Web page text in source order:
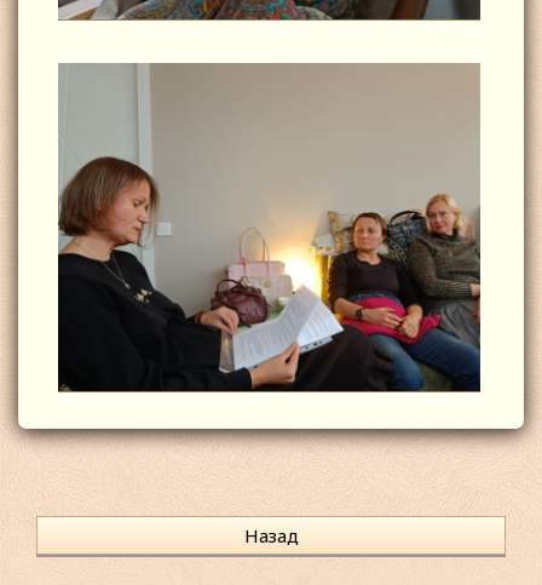
Назад